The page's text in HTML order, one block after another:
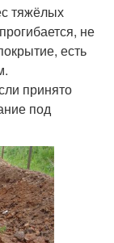
тяжёлых
не
есть
принято
под